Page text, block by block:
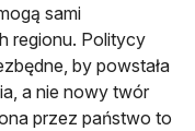
sami
regionu. Politycy
by powstała
a nie nowy twór
przez państwo to